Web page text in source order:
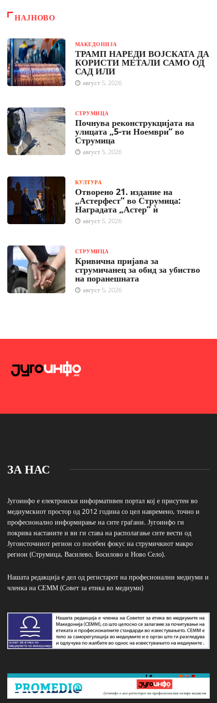
НАЈНОВО
МАКЕДОНИЈА
ТРАМП НАРЕДИ ВОЈСКАТА ДА
КОРИСТИ МЕТАЛИ САМО ОД
САД ИЛИ
август 5, 2026
СТРУМИЦА
Почнува реконструкцијата на
улицата „5-ти Ноември“ во
Струмица
август 5, 2026
КУЛТУРА
Отворено 21. издание на
„Астерфест“ во Струмица:
Наградата „Астер“ ѝ
август 5, 2026
СТРУМИЦА
Кривична пријава за
струмичанец за обид за убиство
на поранешната
август 5, 2026
ЗА НАС
Југоинфо е електронски информативен портал кој е присутен во
медиумскиот простор од 2012 година со цел навремено, точно и
професионално информирање на сите граѓани. Југоинфо ги
покрива настаните и ви ги става на располагање сите вести од
Југоисточниот регион со посебен фокус на струмичкиот макро
регион (Струмица, Василево, Босилово и Ново Село).
Нашата редакција е дел од регистарот на професионални медиуми и
членка на СЕММ (Совет за етика во медиуми)